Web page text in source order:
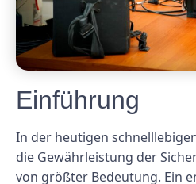
Einführung
In der heutigen
die Gewährleistung der
von größter Bedeutung. Ein